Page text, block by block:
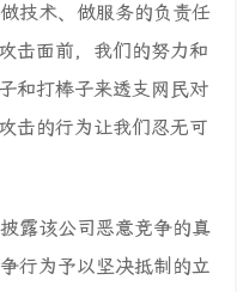
技术、做服务的负责任
击面前，我们的努力和
和打棒子来透支网民对
击的行为让我们忍无可
露该公司恶意竞争的真
行为予以坚决抵制的立